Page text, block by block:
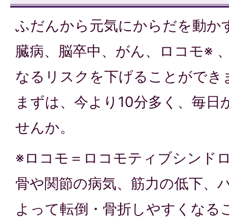
ふだんから元気にからだを動か
臓病、脳卒中、がん、ロコモ※
なるリスクを下げることができ
まずは、今より10分多く、毎
せんか。
※ロコモ＝ロコモティブシンド
骨や関節の病気、筋力の低下、
よって転倒・骨折しやすくなる